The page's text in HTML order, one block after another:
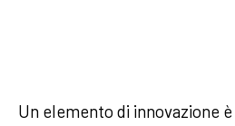
Un elemento di innovazione